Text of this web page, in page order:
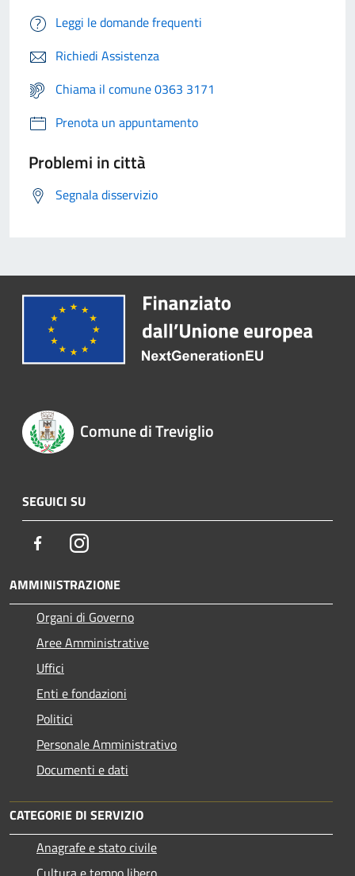
Leggi le domande frequenti
Richiedi Assistenza
Chiama il comune 0363 3171
Prenota un appuntamento
Problemi in città
Segnala disservizio
Comune di Treviglio
SEGUICI SU
FacebookInstagram
AMMINISTRAZIONE
Organi di Governo
Aree Amministrative
Uffici
Enti e fondazioni
Politici
Personale Amministrativo
Documenti e dati
CATEGORIE DI SERVIZIO
Anagrafe e stato civile